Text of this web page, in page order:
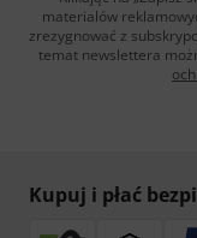
materialów
zrezygnować z
temat newslettera
Kupuj i płać